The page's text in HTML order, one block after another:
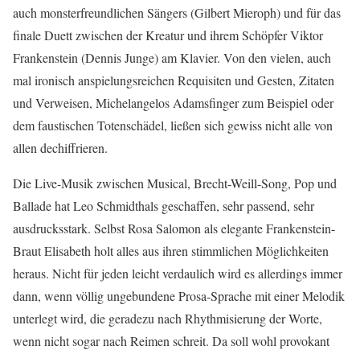
auch monsterfreundlichen Sängers (Gilbert Mieroph) und für das
finale Duett zwischen der Kreatur und ihrem Schöpfer Viktor
Frankenstein (Dennis Junge) am Klavier. Von den vielen, auch
mal ironisch anspielungsreichen Requisiten und Gesten, Zitaten
und Verweisen, Michelangelos Adamsfinger zum Beispiel oder
dem faustischen Totenschädel, ließen sich gewiss nicht alle von
allen dechiffrieren.
Die Live-Musik zwischen Musical, Brecht-Weill-Song, Pop und
Ballade hat Leo Schmidthals geschaffen, sehr passend, sehr
ausdrucksstark. Selbst Rosa Salomon als elegante Frankenstein-
Braut Elisabeth holt alles aus ihren stimmlichen Möglichkeiten
heraus. Nicht für jeden leicht verdaulich wird es allerdings immer
dann, wenn völlig ungebundene Prosa-Sprache mit einer Melodik
unterlegt wird, die geradezu nach Rhythmisierung der Worte,
wenn nicht sogar nach Reimen schreit. Da soll wohl provokant